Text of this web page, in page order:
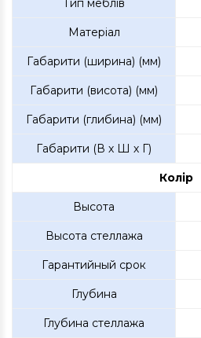
Тип меблів
Матеріал
Габарити (ширина) (мм)
Габарити (висота) (мм)
Габарити (глибина) (мм)
Габарити (В х Ш х Г)
Колір
Высота
Высота стеллажа
Гарантийный срок
Глубина
Глубина стеллажа